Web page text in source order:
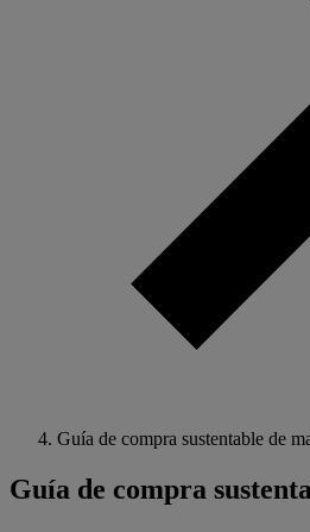
Guía de compra sustentable de
Guía de compra